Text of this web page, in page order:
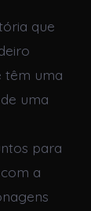
que
têm uma
uma
para
a